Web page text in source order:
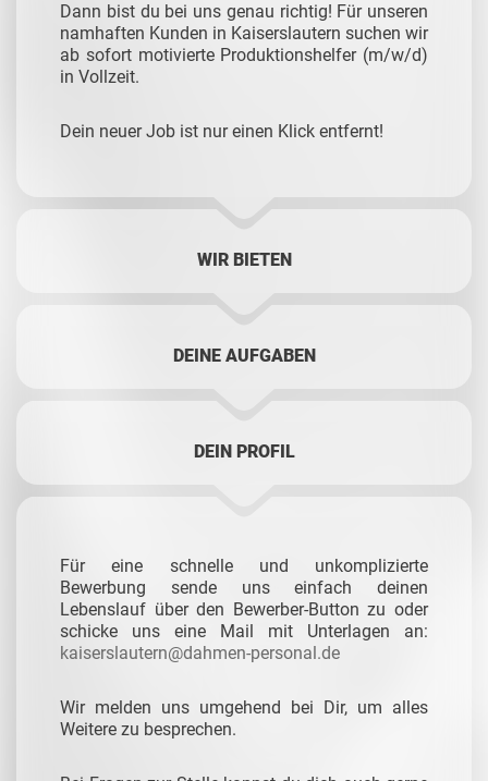
Dann bist du bei uns genau richtig! Für unseren
namhaften Kunden in Kaiserslautern suchen wir
ab sofort motivierte Produktionshelfer (m/w/d)
in Vollzeit.
Dein neuer Job ist nur einen Klick entfernt!
WIR BIETEN
DEINE AUFGABEN
DEIN PROFIL
Für eine schnelle und unkomplizierte
Bewerbung sende uns einfach deinen
Lebenslauf über den Bewerber-Button zu oder
schicke uns eine Mail mit Unterlagen an:
kaiserslautern@dahmen-personal.de
Wir melden uns umgehend bei Dir, um alles
Weitere zu besprechen.